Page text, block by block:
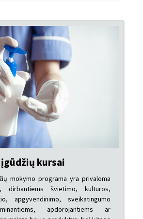
kursai
mokymo programa yra privaloma
dirbantiems švietimo, kultūros,
apgyvendinimo, sveikatingumo
apdorojantiems ar